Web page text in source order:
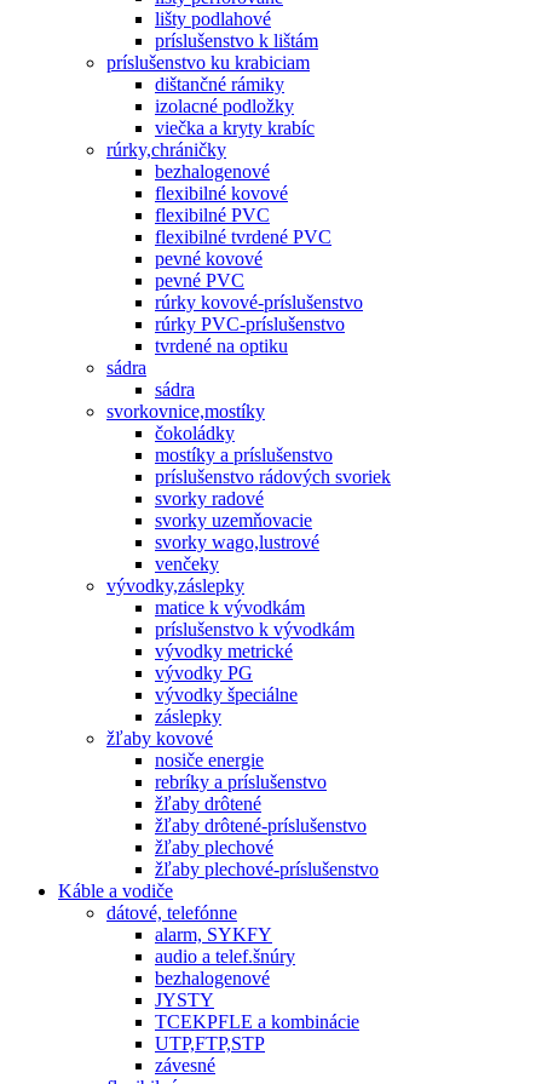
lišty podlahové
príslušenstvo k lištám
príslušenstvo ku krabiciam
dištančné rámiky
izolacné podložky
viečka a kryty krabíc
rúrky,chráničky
bezhalogenové
flexibilné kovové
flexibilné PVC
flexibilné tvrdené PVC
pevné kovové
pevné PVC
rúrky kovové-príslušenstvo
rúrky PVC-príslušenstvo
tvrdené na optiku
sádra
sádra
svorkovnice,mostíky
čokoládky
mostíky a príslušenstvo
príslušenstvo rádových svoriek
svorky radové
svorky uzemňovacie
svorky wago,lustrové
venčeky
vývodky,záslepky
matice k vývodkám
príslušenstvo k vývodkám
vývodky metrické
vývodky PG
vývodky špeciálne
záslepky
žľaby kovové
nosiče energie
rebríky a príslušenstvo
žľaby drôtené
žľaby drôtené-príslušenstvo
žľaby plechové
žľaby plechové-príslušenstvo
Káble a vodiče
dátové, telefónne
alarm, SYKFY
audio a telef.šnúry
bezhalogenové
JYSTY
TCEKPFLE a kombinácie
UTP,FTP,STP
závesné